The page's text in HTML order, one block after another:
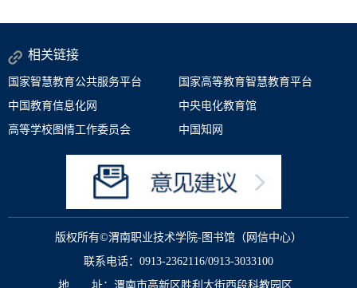
相关链接
国家智慧教育公共服务平台
国家高等教育智慧教育平台
中国教育信息化网
中央电化教育馆
高等学校图情工作委员会
中国知网
版权所有©渭南职业技术学院-图书馆（网信中心）
联系电话：0913-2362116/0913-3033100
地 址：渭南市高新区胜利大街西段科教园区